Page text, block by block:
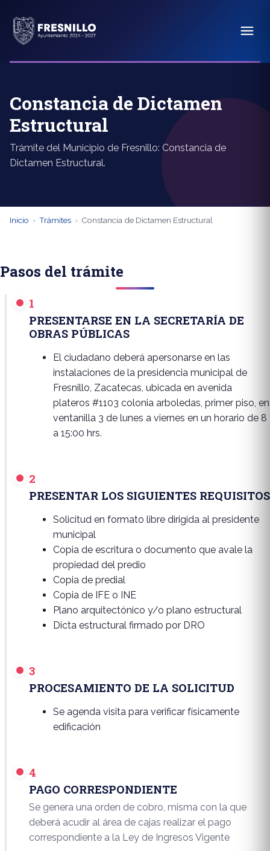
Constancia de Dictamen
Estructural
Trámite del Municipio de Fresnillo: Constancia de
Dictamen Estructural.
Inicio › Trámites › Constancia de Dictamen Estructural
Pasos del trámite
1
PRESENTARSE EN LA SECRETARÍA DE
OBRAS PÚBLICAS
El ciudadano deberá apersonarse en las
instalaciones de la presidencia municipal de
Fresnillo, Zacatecas, ubicada en avenida
plateros #1103 colonia arboledas, primer piso, en
ventanilla 3 de lunes a viernes en un horario de 8
a 15:00 hrs.
2
PRESENTAR LOS SIGUIENTES REQUISITOS
Solicitud en formato libre dirigida al presidente
municipal
Copia de escritura o documento que avale la
propiedad del predio
Copia de predial
Copia de IFE o INE
Plano arquitectónico y/o plano estructural
Dicta estructural firmado por DRO
3
PROCESAMIENTO DE LA SOLICITUD
Se agenda visita para verificar físicamente
edificación
4
PAGO CORRESPONDIENTE
Se genera una orden de cobro, misma con la que
deberá acudir al área de cajas realizar el pago
correspondiente a la Ley de Ingresos Vigente